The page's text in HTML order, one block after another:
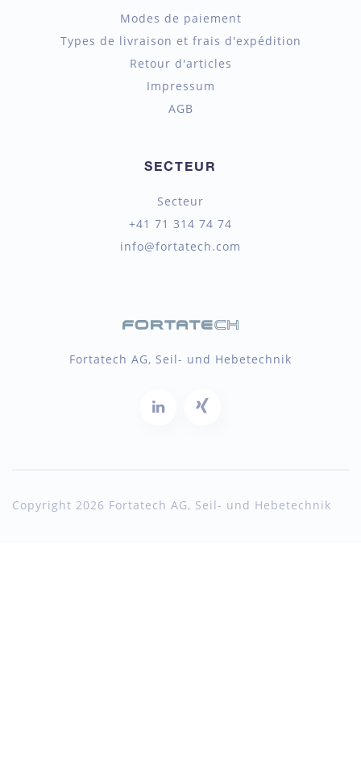
Modes de paiement
Types de livraison et frais d'expédition
Retour d'articles
Impressum
AGB
SECTEUR
Secteur
+41 71 314 74 74
info@fortatech.com
Fortatech AG, Seil- und Hebetechnik
Copyright 2026 Fortatech AG, Seil- und Hebetechnik